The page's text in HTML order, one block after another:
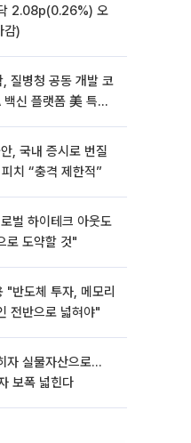
감)
, 질병청 공동 개발 코
신 플랫폼 美 특허
, 국내 증시로 번질
치 “충격 제한적”
벌 하이테크 아웃도
로 도약할 것"
"반도체 투자, 메모리
전반으로 넓혀야"
자 실물자산으로…
보폭 넓힌다